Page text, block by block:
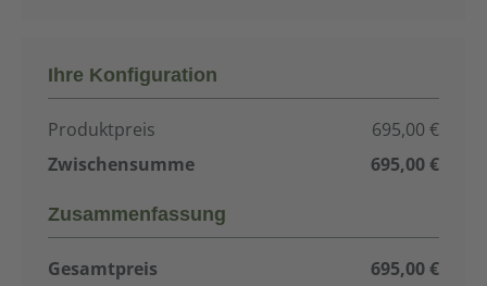
Ihre Konfiguration
Produktpreis
695,00 €
Zwischensumme
695,00 €
Zusammenfassung
Gesamtpreis
695,00 €